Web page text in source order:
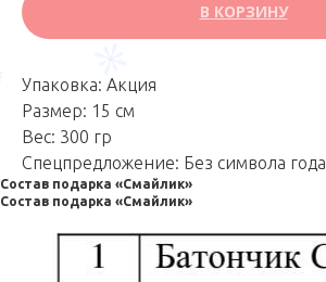
В КОРЗИНУ
Упаковка: Акция
Размер: 15 см
Вес: 300 гр
Спецпредложение: Без символа года
Состав подарка «Смайлик»
Состав подарка «Смайлик»